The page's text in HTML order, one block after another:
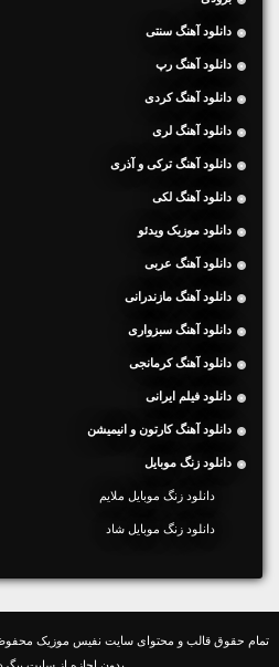
دانلود آهنگ سنتی
دانلود آهنگ رپ
دانلود آهنگ کردی
دانلود آهنگ لری
دانلود آهنگ ترکی و آذری
دانلود آهنگ لکی
دانلود موزیک ویدئو
دانلود آهنگ عربی
دانلود آهنگ مازندرانی
دانلود آهنگ سبزواری
دانلود آهنگ کرمانجی
دانلود فیلم ایرانی
دانلود آهنگ کارتون و انیمیشن
دانلود زنگ موبایل
دانلود زنگ موبایل ملایم
دانلود زنگ موبایل شاد
تمام حقوق قالب و محتوای سایت نفیس موزیک محفوظ